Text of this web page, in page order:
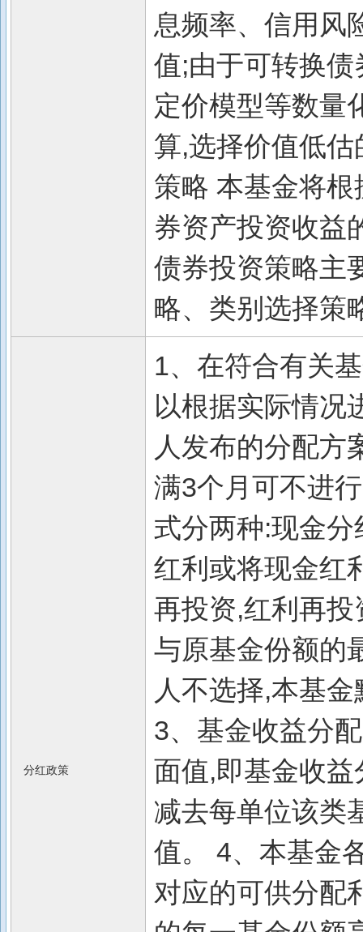
息频率、信用风
值;由于可转换
定价模型等数量
算,选择价值低
策略 本基金将
券资产投资收益
债券投资策略主
略、类别选择策
分红政策
1、在符合有关
以根据实际情况
人发布的分配方
满3个月可不进
式分两种:现金
红利或将现金红
再投资,红利再
与原基金份额的
人不选择,本基
3、基金收益分
面值,即基金收
减去每单位该类
值。 4、本基金
对应的可供分配